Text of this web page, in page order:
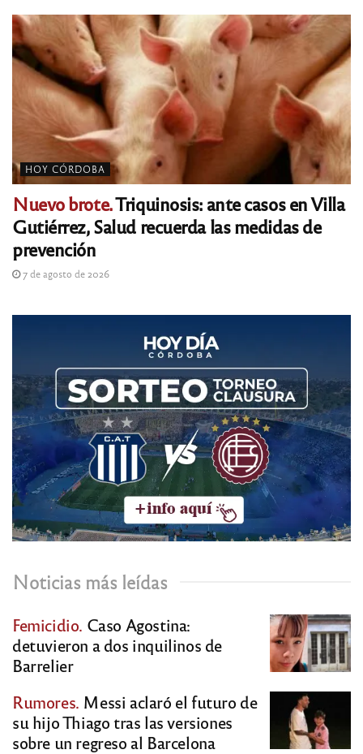
HOY CÓRDOBA
Nuevo brote.Triquinosis: ante casos en Villa
Gutiérrez, Salud recuerda las medidas de
prevención
7 de agosto de 2026
Noticias más leídas
Femicidio. Caso Agostina:
detuvieron a dos inquilinos de
Barrelier
Rumores. Messi aclaró el futuro de
su hijo Thiago tras las versiones
sobre un regreso al Barcelona